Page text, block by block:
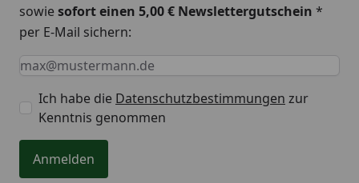
sowiesofort einen 5,00 € Newslettergutschein *
per E-Mail sichern:
Keine Eingabe erforderlich
Eingabe erforderlich
E-Mail *
Ich habe die Datenschutzbestimmungen zur
Kenntnis genommen
Anmelden